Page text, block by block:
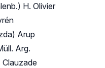
H. Olivier
Arup
Arg.